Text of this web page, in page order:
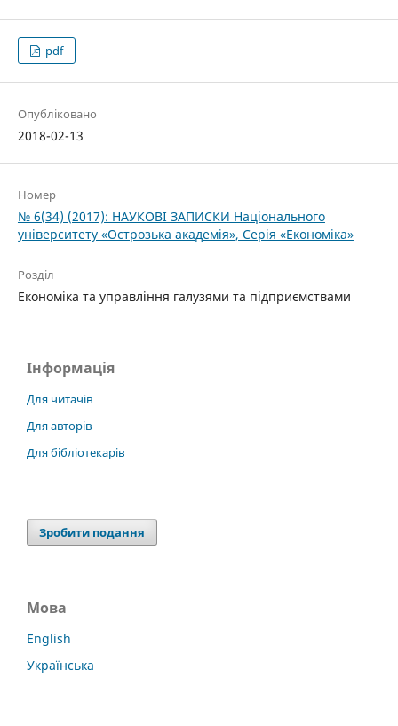
pdf
Опубліковано
2018-02-13
Номер
№ 6(34) (2017): НАУКОВІ ЗАПИСКИ Національного
університету «Острозька акаде­мія», Серія «Економіка»
Розділ
Економіка та управління галузями та підприємствами
Інформація
Для читачів
Для авторів
Для бібліотекарів
Зробити подання
Мова
English
Українська